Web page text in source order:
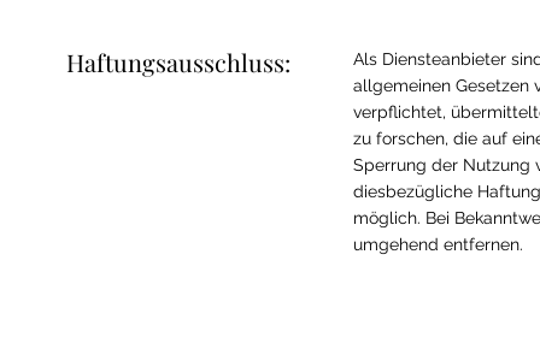
Haftungsausschluss:
Als Diensteanbieter
allgemeinen Gesetzen
verpflichtet,
zu forschen, die auf
Sperrung der Nutzung
diesbezügliche
möglich. Bei
umgehend entfernen.